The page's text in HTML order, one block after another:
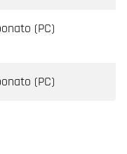
(PC)
(PC)